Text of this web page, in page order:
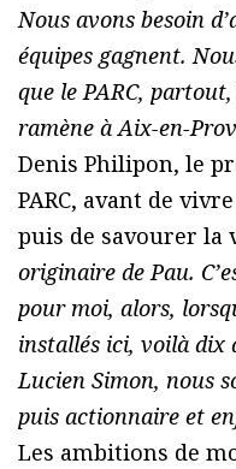
Nous avons besoin
équipes gagnent.
que le PARC,
ramène à Aix-en-
Denis Philipon, le
PARC, avant de
puis de savourer la
originaire de Pau.
pour moi, alors,
installés ici, voilà dix
Lucien Simon, nous
puis actionnaire et
Les ambitions de